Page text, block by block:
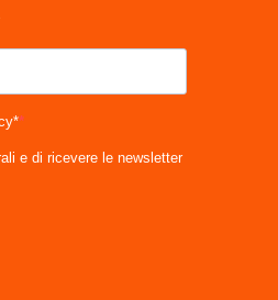
e di ricevere le newsletter